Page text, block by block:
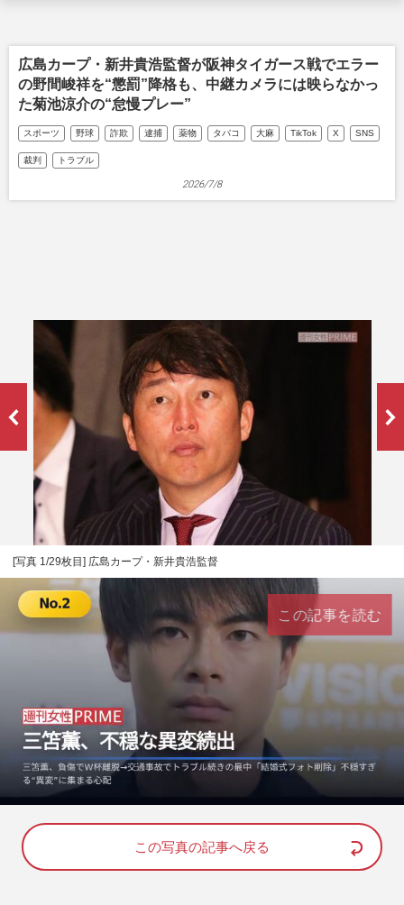
広島カープ・新井貴浩監督が阪神タイガース戦でエラー
の野間峻祥を“懲罰”降格も、中継カメラには映らなかっ
た菊池涼介の“怠慢プレー”
スポーツ 野球 詐欺 逮捕 薬物 タバコ 大麻 TikTok X SNS
裁判 トラブル
2026/7/8
[写真 1/29枚目] 広島カープ・新井貴浩監督
U
n
u
o
d
:
この記事を読む
この写真の記事へ戻る